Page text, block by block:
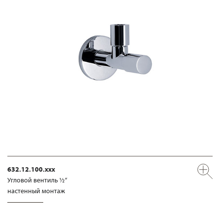
632.12.100.xxx
Угловой вентиль ½“
настенный монтаж